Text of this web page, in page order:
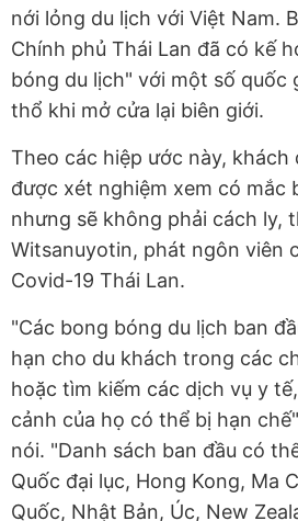
nới lỏng du lịch với Việt Nam.
Chính phủ Thái Lan đã có kế
bóng du lịch" với một số quốc
thổ khi mở cửa lại biên giới.
Theo các hiệp ước này, khách
được xét nghiệm xem có mắc
nhưng sẽ không phải cách ly,
Witsanuyotin, phát ngôn viên
Covid-19 Thái Lan.
"Các bong bóng du lịch ban
hạn cho du khách trong các
hoặc tìm kiếm các dịch vụ y
cảnh của họ có thể bị hạn
nói. "Danh sách ban đầu có
Quốc đại lục, Hong Kong, Ma
Quốc, Nhật Bản, Úc, New